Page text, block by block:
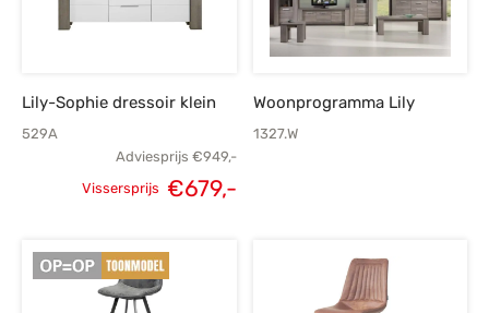
Lily-Sophie dressoir klein
529A
Adviesprijs €949,-
prijs was:
€949,-.
Vissersprijs €679,-
Woonprogramma Lily
1327.W